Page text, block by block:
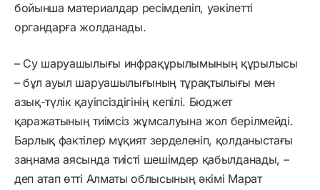
бойынша материалдар ресімделіп, уәкілетті
органдарға жолданады.
– Су шаруашылығы инфрақұрылымының құрылысы
– бұл ауыл шаруашылығының тұрақтылығы мен
азық-түлік қауіпсіздігінің кепілі. Бюджет
қаражатының тиімсіз жұмсалуына жол берілмейді.
Барлық фактілер мұқият зерделеніп, қолданыстағы
заңнама аясында тиісті шешімдер қабылданады, –
деп атап өтті Алматы облысының әкімі Марат